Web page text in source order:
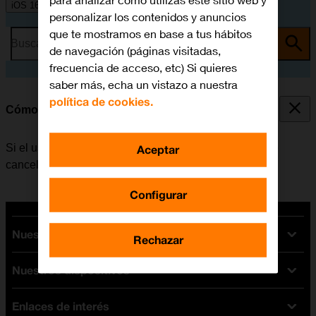
iOS 16.0
Busca por problema o tema
Cómo cancelar todos los desvíos
Si el usuario ya no desea desviar sus llamadas, puede
cancelar los desvíos.
Nuestras tarifas
Tarifas Orange
Tarifas fibra y móvil
Nuestros dispositivos
Ofertas en móviles
Enlaces de interés
personalizar los contenidos y anuncios
que te mostramos en base a tus hábitos
de navegación (páginas visitadas,
frecuencia de acceso, etc) Si quieres
saber más, echa un vistazo a nuestra
política de cookies.
Configurar
Rechazar
Aceptar